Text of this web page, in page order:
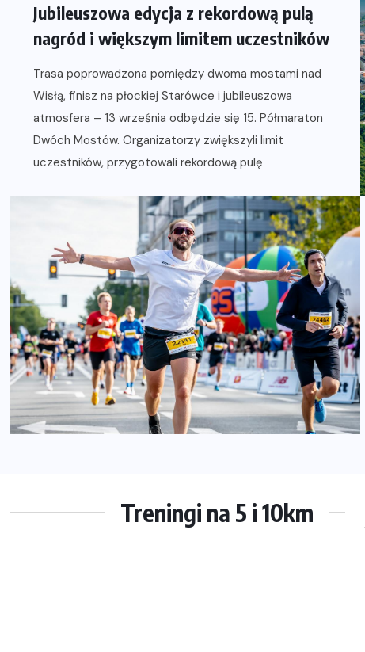
Jubileuszowa edycja z rekordową pulą
nagród i większym limitem uczestników
Trasa poprowadzona pomiędzy dwoma mostami nad
Wisłą, finisz na płockiej Starówce i jubileuszowa
atmosfera – 13 września odbędzie się 15. Półmaraton
Dwóch Mostów. Organizatorzy zwiększyli limit
uczestników, przygotowali rekordową pulę
Treningi na 5 i 10km